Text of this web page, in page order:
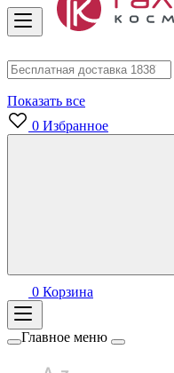
Показать все
0 Избранное
0 Корзина
Главное меню